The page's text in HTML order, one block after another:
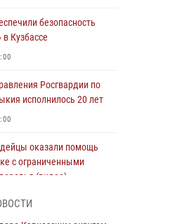
безопасность
Кузбассе
Росгвардии по
исполнилось 20 лет
оказали помощь
с ограниченными
(видео)